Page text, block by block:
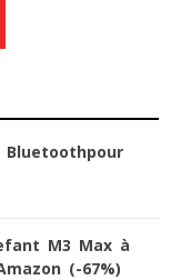
Bluetoothpour
M3 Max à
(-67%)